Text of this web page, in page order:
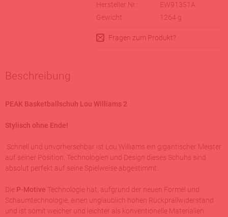
Hersteller Nr.:
EW91351A
Gewicht:
1264 g
Fragen zum Produkt?
Beschreibung
PEAK Basketballschuh Lou Williams 2
Stylisch ohne Ende!
Schnell und unvorhersehbar ist Lou Williams ein gigantischer Meister
auf seiner Position. Technologien und Design dieses Schuhs sind
absolut perfekt auf seine Spielweise abgestimmt.
Die P-Motive Technologie hat, aufgrund der neuen Formel und
Schaumtechnologie, einen unglaublich hohen Rückprallwiderstand
und ist somit weicher und leichter als konventionelle Materialien.